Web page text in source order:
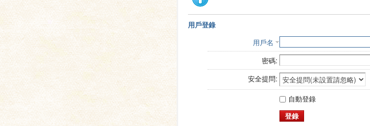
用戶登錄
用戶名
密碼:
安全提問:
自動登錄
登錄